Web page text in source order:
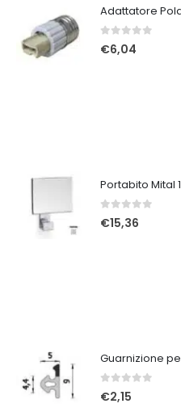
Adattatore
0Su 5
€6,04
Portabito Mital
0Su 5
€15,36
Guarnizione
Su 5
€2,15